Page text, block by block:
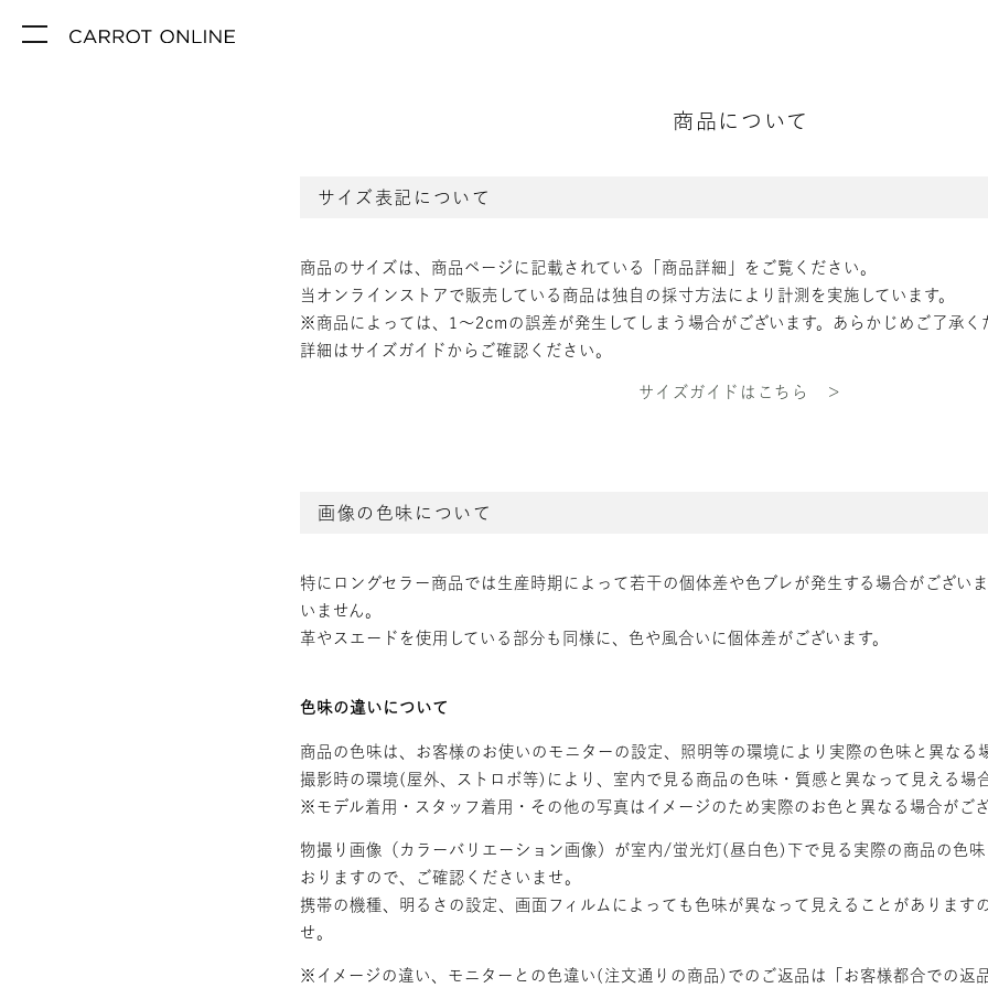
商品について
サイズ表記について
商品のサイズは、商品ページに記載されている「商品詳細」をご覧ください。
当オンラインストアで販売している商品は独自の採寸方法により計測を実施しています。
※商品によっては、1～2cmの誤差が発生してしまう場合がございます。あらかじめご了承く
詳細はサイズガイドからご確認ください。
サイズガイドはこちら ＞
画像の色味について
特にロングセラー商品では生産時期によって若干の個体差や色ブレが発生する場合がござい
いません。
革やスエードを使用している部分も同様に、色や風合いに個体差がございます。
色味の違いについて
商品の色味は、お客様のお使いのモニターの設定、照明等の環境により実際の色味と異なる
撮影時の環境(屋外、ストロボ等)により、室内で見る商品の色味・質感と異なって見える場
※モデル着用・スタッフ着用・その他の写真はイメージのため実際のお色と異なる場合がご
物撮り画像（カラーバリエーション画像）が室内/蛍光灯(昼白色)下で見る実際の商品の色
おりますので、ご確認くださいませ。
携帯の機種、明るさの設定、画面フィルムによっても色味が異なって見えることがあります
せ。
※イメージの違い、モニターとの色違い(注文通りの商品)でのご返品は「お客様都合での返